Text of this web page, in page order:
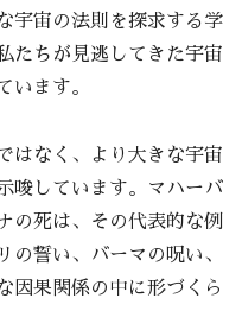
宇宙の法則を探求する学
たちが見逃してきた宇宙
います。
はなく、より大きな宇宙
唆しています。マハーバ
の死は、その代表的な例
の誓い、バーマの呪い、
因果関係の中に形づくら